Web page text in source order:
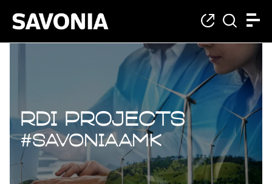
RDI projects
RDI projects
#savoniaAMK